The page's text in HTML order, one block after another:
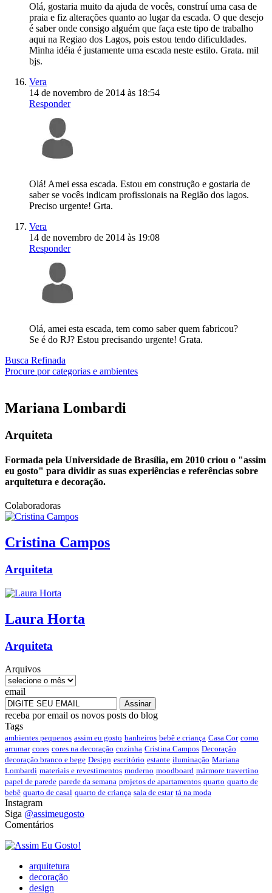
Olá, gostaria muito da ajuda de vocês, construí uma casa de
praia e fiz alterações quanto ao lugar da escada. O que desejo
é saber onde consigo alguém que faça este tipo de trabalho
aqui na Regiao dos Lagos, pois estou tendo dificuldades.
Minha idéia é justamente uma escada neste estilo. Grata. mil
bjs.
Vera
14 de novembro de 2014 às 18:54
Responder
Olá! Amei essa escada. Estou em construção e gostaria de
saber se vocês indicam profissionais na Região dos lagos.
Preciso urgente! Grta.
Vera
14 de novembro de 2014 às 19:08
Responder
Olá, amei esta escada, tem como saber quem fabricou?
Se é do RJ? Estou precisando urgente! Grata.
Busca Refinada
Procure por categorias e ambientes
Mariana Lombardi
Arquiteta
Formada pela Universidade de Brasília, em 2010 criou o "assim
eu gosto" para dividir as suas experiências e referências sobre
arquitetura e decoração.
Colaboradoras
Cristina Campos
Arquiteta
Laura Horta
Arquiteta
Arquivos
email
receba por email os novos posts do blog
Tags
ambientes pequenos assim eu gosto banheiros bebê e criança Casa Cor como
arrumar cores cores na decoração cozinha Cristina Campos Decoração
decoração branco e bege Design escritório estante iluminação Mariana
Lombardi materiais e revestimentos moderno moodboard mármore travertino
papel de parede parede da semana projetos de apartamentos quarto quarto de
bebê quarto de casal quarto de criança sala de estar tá na moda
Instagram
Siga @assimeugosto
Comentários
arquitetura
decoração
design